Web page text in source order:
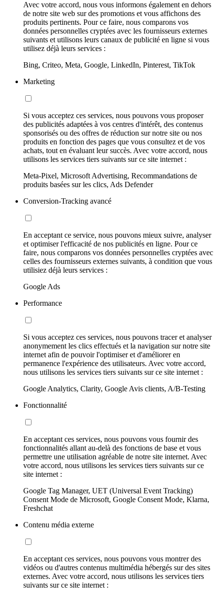
Avec votre accord, nous vous informons également en dehors
de notre site web sur des promotions et vous affichons des
produits pertinents. Pour ce faire, nous comparons vos
données personnelles cryptées avec les fournisseurs externes
suivants et utilisons leurs canaux de publicité en ligne si vous
utilisez déjà leurs services :
Bing, Criteo, Meta, Google, LinkedIn, Pinterest, TikTok
Marketing
Si vous acceptez ces services, nous pouvons vous proposer
des publicités adaptées à vos centres d'intérêt, des contenus
sponsorisés ou des offres de réduction sur notre site ou nos
produits en fonction des pages que vous consultez et de vos
achats, tout en évaluant leur succès. Avec votre accord, nous
utilisons les services tiers suivants sur ce site internet :
Meta-Pixel, Microsoft Advertising, Recommandations de
produits basées sur les clics, Ads Defender
Conversion-Tracking avancé
En acceptant ce service, nous pouvons mieux suivre, analyser
et optimiser l'efficacité de nos publicités en ligne. Pour ce
faire, nous comparons vos données personnelles cryptées avec
celles des fournisseurs externes suivants, à condition que vous
utilisiez déjà leurs services :
Google Ads
Performance
Si vous acceptez ces services, nous pouvons tracer et analyser
anonymement les clics effectués et la navigation sur notre site
internet afin de pouvoir l'optimiser et d'améliorer en
permanence l'expérience des utilisateurs. Avec votre accord,
nous utilisons les services tiers suivants sur ce site internet :
Google Analytics, Clarity, Google Avis clients, A/B-Testing
Fonctionnalité
En acceptant ces services, nous pouvons vous fournir des
fonctionnalités allant au-delà des fonctions de base et vous
permettre une utilisation agréable de notre site internet. Avec
votre accord, nous utilisons les services tiers suivants sur ce
site internet :
Google Tag Manager, UET (Universal Event Tracking)
Consent Mode de Microsoft, Google Consent Mode, Klarna,
Freshchat
Contenu média externe
En acceptant ces services, nous pouvons vous montrer des
vidéos ou d'autres contenus multimédia hébergés sur des sites
externes. Avec votre accord, nous utilisons les services tiers
suivants sur ce site internet :